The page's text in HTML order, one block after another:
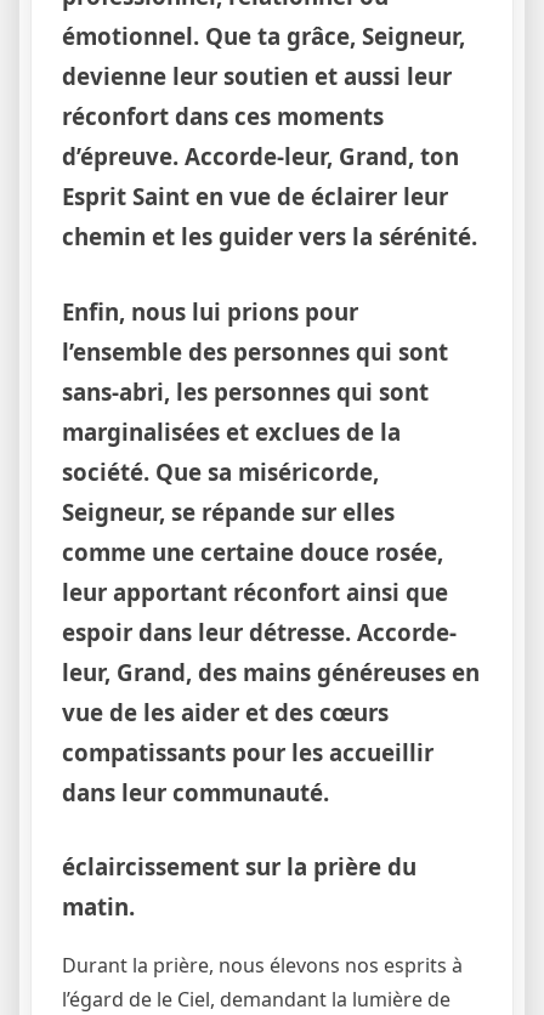
émotionnel. Que ta grâce, Seigneur,
devienne leur soutien et aussi leur
réconfort dans ces moments
d’épreuve. Accorde-leur, Grand, ton
Esprit Saint en vue de éclairer leur
chemin et les guider vers la sérénité.
Enfin, nous lui prions pour
l’ensemble des personnes qui sont
sans-abri, les personnes qui sont
marginalisées et exclues de la
société. Que sa miséricorde,
Seigneur, se répande sur elles
comme une certaine douce rosée,
leur apportant réconfort ainsi que
espoir dans leur détresse. Accorde-
leur, Grand, des mains généreuses en
vue de les aider et des cœurs
compatissants pour les accueillir
dans leur communauté.
éclaircissement sur la prière du
matin.
Durant la prière, nous élevons nos esprits à
l’égard de le Ciel, demandant la lumière de